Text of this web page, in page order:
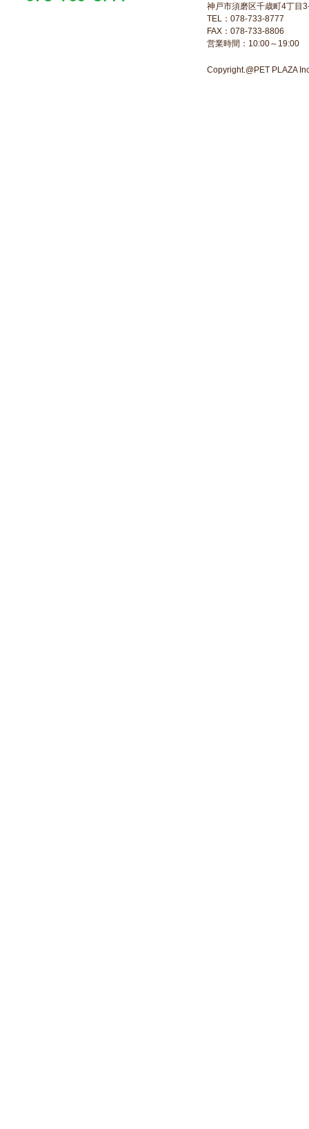
神戸市須磨区千歳町4丁目
TEL：078-733-8777
FAX：078-733-8806
営業時間：10:00～19:00
Copyright.@PET PLAZA